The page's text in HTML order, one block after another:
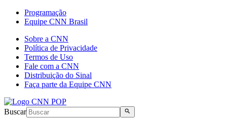
Programação
Equipe CNN Brasil
Sobre a CNN
Política de Privacidade
Termos de Uso
Fale com a CNN
Distribuição do Sinal
Faça parte da Equipe CNN
Buscar